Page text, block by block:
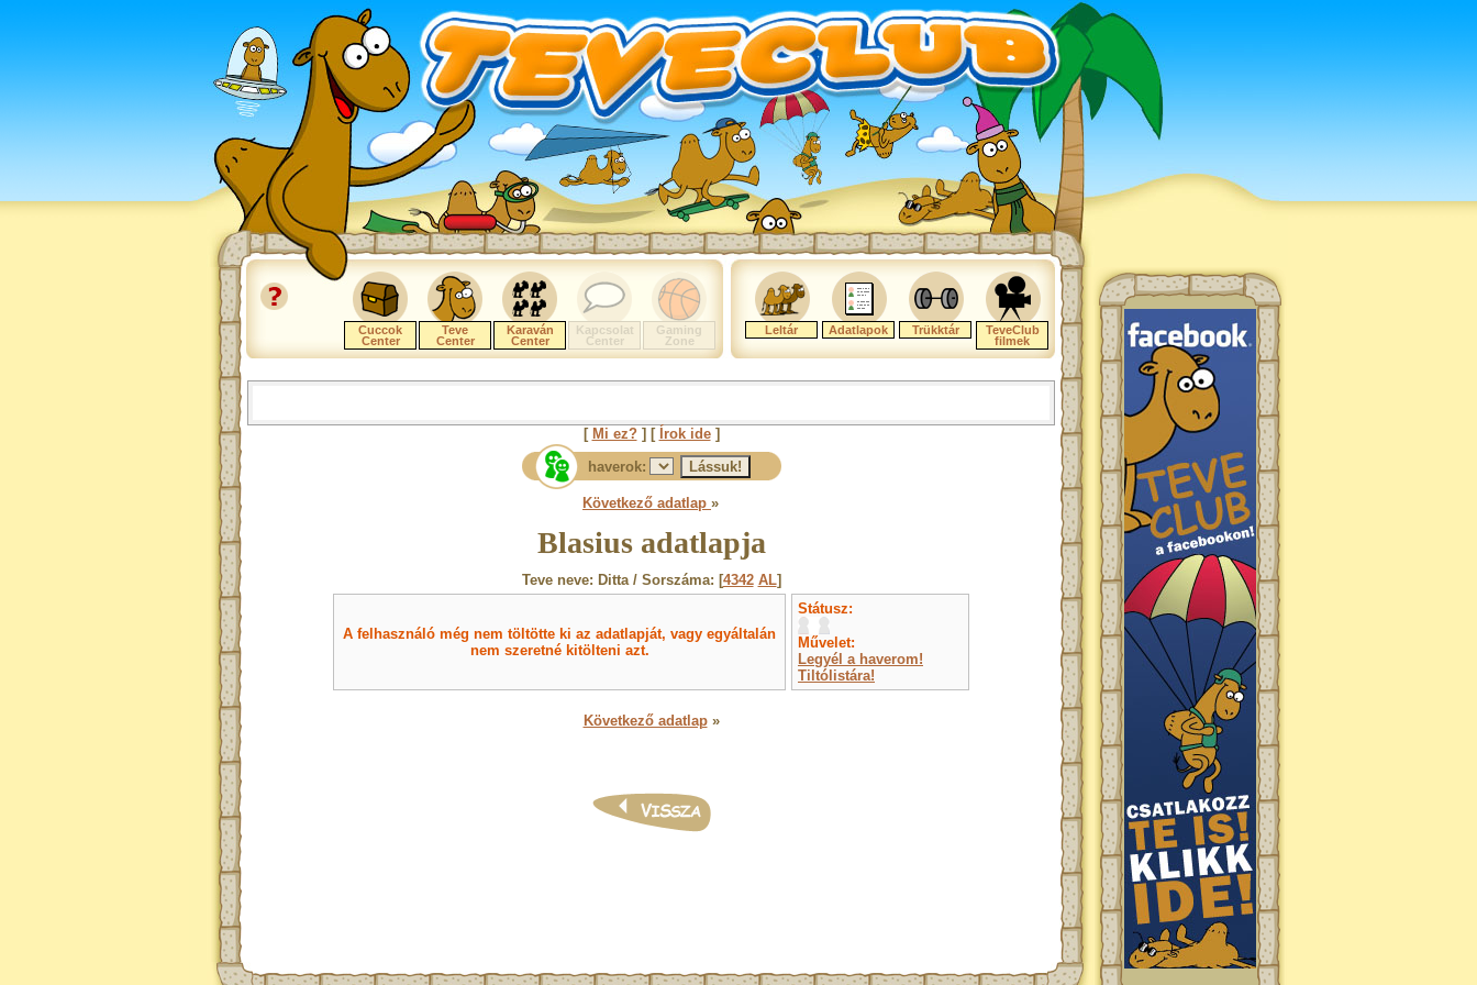
Cuccok
Center
Teve
Center
Karaván
Center
Kapcsolat
Center
Gaming
Zone
Leltár Adatlapok Trükktár
TeveClub
filmek
[ Mi ez?] [ Írok ide]
haverok:
Következő adatlap »
Blasius adatlapja
Teve neve: Ditta / Sorszáma: [4342 AL]
A felhasználó még nem töltötte ki az adatlapját, vagy egyáltalán
nem szeretné kitölteni azt.
Státusz:
Művelet:
Legyél a haverom!
Tiltólistára!
Következő adatlap»